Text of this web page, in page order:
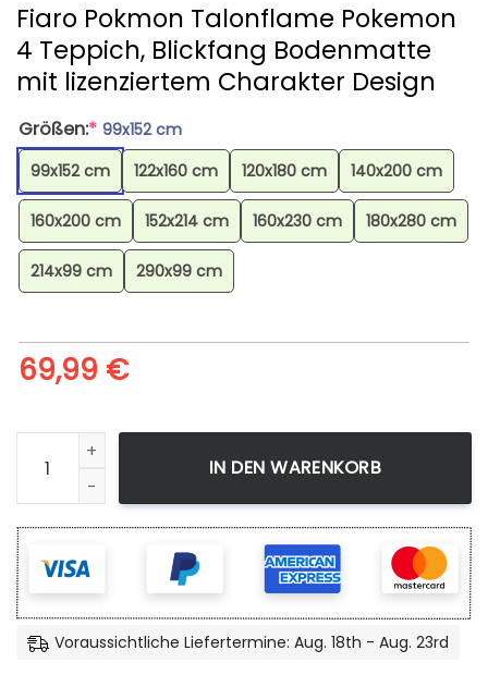
Fiaro Pokmon Talonflame Pokemon
4 Teppich, Blickfang Bodenmatte
mit lizenziertem Charakter Design
Größen:* 99x152 cm
99x152 cm
122x160 cm 120x180 cm 140x200 cm
160x200 cm 152x214 cm 160x230 cm 180x280 cm
214x99 cm 290x99 cm
69,99 €
Fiaro Pokmon Talonflame Pokemon 4 Teppich, Blickfang
IN DEN WARENKORB
Voraussichtliche Liefertermine: Aug. 18th - Aug. 23rd